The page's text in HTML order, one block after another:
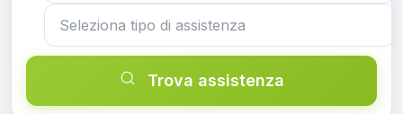
Trova assistenza